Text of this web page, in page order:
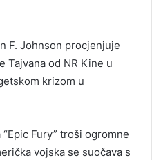
F. Johnson procjenjuje
Tajvana od NR Kine u
krizom u
Fury” troši ogromne
vojska se suočava s